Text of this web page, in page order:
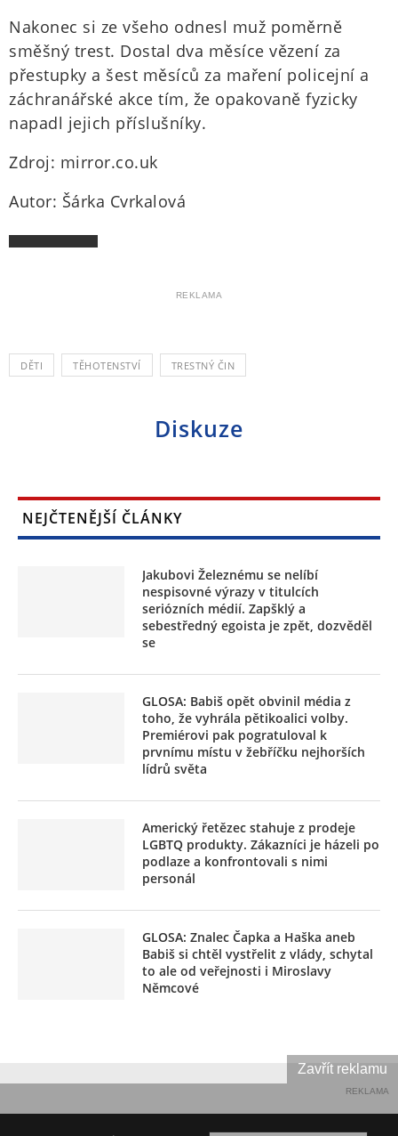
Nakonec si ze všeho odnesl muž poměrně
směšný trest. Dostal dva měsíce vězení za
přestupky a šest měsíců za maření policejní a
záchranářské akce tím, že opakovaně fyzicky
napadl jejich příslušníky.
Zdroj: mirror.co.uk
Autor: Šárka Cvrkalová
REKLAMA
DĚTI TĚHOTENSTVÍ TRESTNÝ ČIN
Diskuze
NEJČTENĚJŠÍ ČLÁNKY
Jakubovi Železnému se nelíbí
nespisovné výrazy v titulcích
seriózních médií. Zapšklý a
sebestředný egoista je zpět, dozvěděl
se
GLOSA: Babiš opět obvinil média z
toho, že vyhrála pětikoalici volby.
Premiérovi pak pogratuloval k
prvnímu místu v žebříčku nejhorších
lídrů světa
Americký řetězec stahuje z prodeje
LGBTQ produkty. Zákazníci je házeli po
podlaze a konfrontovali s nimi
personál
GLOSA: Znalec Čapka a Haška aneb
Babiš si chtěl vystřelit z vlády, schytal
to ale od veřejnosti i Miroslavy
Němcové
REKLAMA
Zavřít reklamu